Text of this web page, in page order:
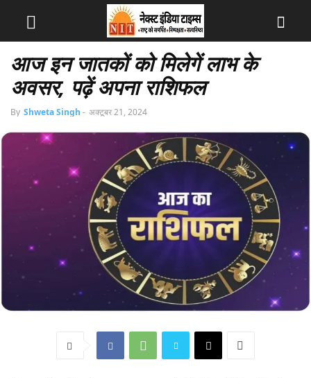
आज इन जातकों को मिलेगें लाभ के
अवसर, पढ़ें अपना राशिफल
By Shweta Singh - अक्टूबर 21, 2024